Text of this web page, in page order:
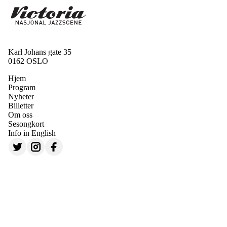
Karl Johans gate 35
0162 OSLO
Hjem
Program
Nyheter
Billetter
Om oss
Sesongkort
Info in English